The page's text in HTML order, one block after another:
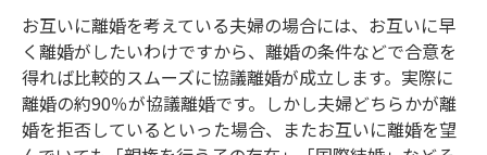
お互いに離婚を考えている夫婦の場合には、お互いに早
く離婚がしたいわけですから、離婚の条件などで合意を
得れば比較的スムーズに協議離婚が成立します。実際に
離婚の約90％が協議離婚です。しかし夫婦どちらかが離
婚を拒否しているといった場合、またお互いに離婚を望